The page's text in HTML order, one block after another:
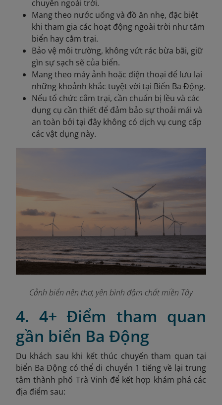
chuyển ngoài trời.
Mang theo nước uống và đồ ăn nhẹ, đặc biệt
khi tham gia các hoạt động ngoài trời như tắm
biển hay cắm trại.
Bảo vệ môi trường, không vứt rác bừa bãi, giữ
gìn sự sạch sẽ của biển.
Mang theo máy ảnh hoặc điện thoại để lưu lại
những khoảnh khắc tuyệt vời tại Biển Ba Động.
Nếu tổ chức cắm trại, cần chuẩn bị lều và các
dụng cụ cần thiết để đảm bảo sự thoải mái và
an toàn bởi tại đây không có dịch vụ cung cấp
các vật dụng này.
Cảnh biển nên thơ, yên bình đậm chất miền Tây
4. 4+ Điểm tham quan
gần biển Ba Động
Du khách sau khi kết thúc chuyến tham quan tại
biển Ba Động có thể di chuyển 1 tiếng về lại trung
tâm thành phố Trà Vinh để kết hợp khám phá các
địa điểm sau: